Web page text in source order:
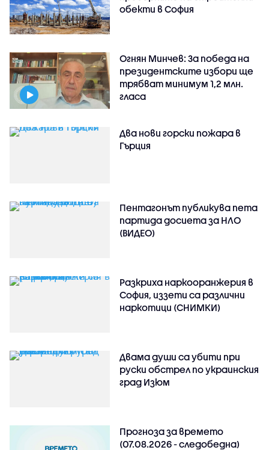
обекти в София
Огнян Минчев: За победа на
президентските избори ще
трябват минимум 1,2 млн.
гласа
Два нови горски пожара в
Гърция
Пентагонът публикува пета
партида досиета за НЛО
(ВИДЕО)
Разкриха наркооранжерия в
София, иззети са различни
наркотици (СНИМКИ)
Двама души са убити при
руски обстрeл по украинския
град Изюм
Прогноза за времето
(07.08.2026 - следобедна)